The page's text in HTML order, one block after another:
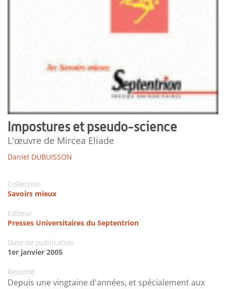
Impostures et pseudo-science
L'œuvre de Mircea Eliade
Daniel DUBUISSON
Collection
Savoirs mieux
Editeur
Presses Universitaires du Septentrion
Date de publication
1er janvier 2005
Résumé
Depuis une vingtaine d'années, et spécialement aux